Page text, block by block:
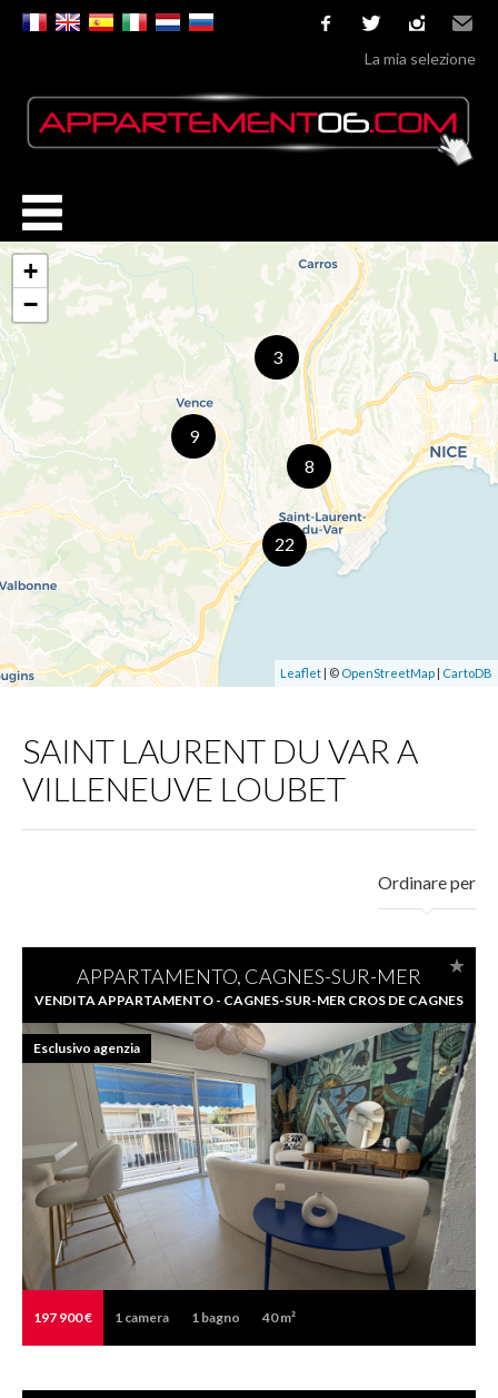
facebooktwitterinstagram
Email
La mia selezione
3
9
8
22
+
−
Leaflet | © OpenStreetMap | CartoDB
SAINT LAURENT DU VAR A
VILLENEUVE LOUBET
Ordinare per
APPARTAMENTO, CAGNES-SUR-MER
VENDITA APPARTAMENTO - CAGNES-SUR-MER CROS DE CAGNES
197 900 € 1 camera 1 bagno 40 m²
Esclusivo agenzia